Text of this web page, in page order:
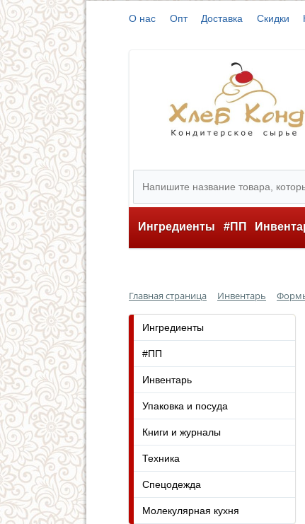
О нас Опт Доставка Скидки
Ингредиенты #ПП
Главная страница Инвентарь
Ингредиенты
#ПП
Инвентарь
Упаковка и посуда
Книги и журналы
Техника
Спецодежда
Молекулярная кухня